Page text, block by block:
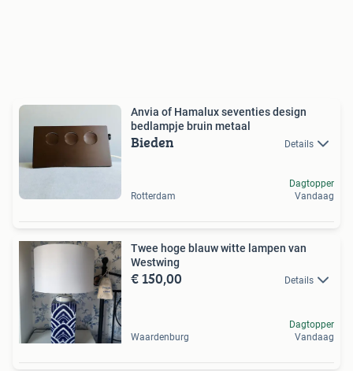
Anvia of Hamalux seventies design
bedlampje bruin metaal
Bieden Details
Rotterdam
Dagtopper
Vandaag
Twee hoge blauw witte lampen van
Westwing
€ 150,00 Details
Waardenburg
Dagtopper
Vandaag